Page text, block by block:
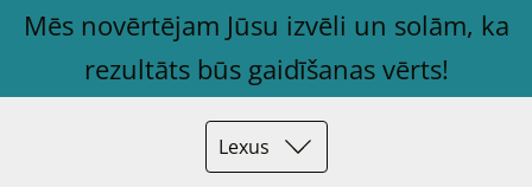
Mēs novērtējam Jūsu izvēli un solām, ka
rezultāts būs gaidīšanas vērts!
Lexus